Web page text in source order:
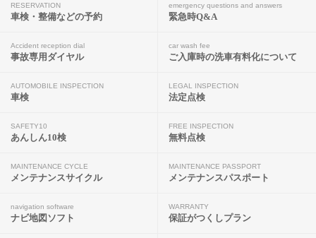
RESERVATION
車検・整備などの予約
emergency questions and answers
緊急時Q&A
Accident reception dial
事故専用ダイヤル
car wash fee
ご入庫時の洗車有料化について
AUTOMOBILE INSPECTION
車検
LEGAL INSPECTION
法定点検
SAFETY10
あんしん10検
FREE INSPECTION
無料点検
MAINTENANCE CYCLE
メンテナンスサイクル
MAINTENANCE PASSPORT
メンテナンスパスポート
navigation software
ナビ地図ソフト
WARRANTY
保証がつくしプラン